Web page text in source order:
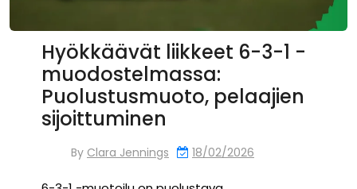
Hyökkäävät liikkeet 6-3-1 -
muodostelmassa:
Puolustusmuoto, pelaajien
sijoittuminen
By Clara Jennings 18/02/2026